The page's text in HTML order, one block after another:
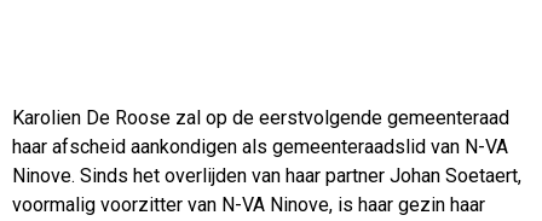
Karolien De Roose zal op de eerstvolgende gemeenteraad
haar afscheid aankondigen als gemeenteraadslid van N-VA
Ninove. Sinds het overlijden van haar partner Johan Soetaert,
voormalig voorzitter van N-VA Ninove, is haar gezin haar